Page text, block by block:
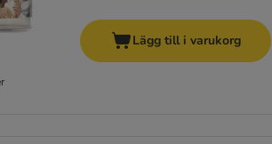
Lägg till i varukorg